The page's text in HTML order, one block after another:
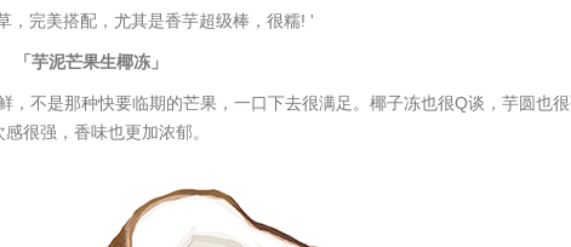
完美搭配，尤其是香芋超级棒，很糯! '
芋泥芒果生椰冻」
是那种快要临期的芒果，一口下去很满足。椰子冻也很Q谈，芋圆也
感很强，香味也更加浓郁。